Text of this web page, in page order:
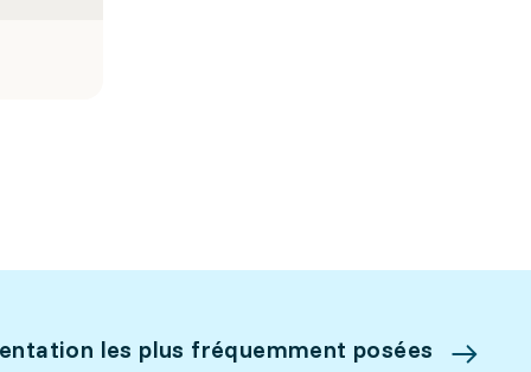
les plus fréquemment posées